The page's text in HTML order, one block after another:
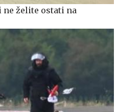
ne želite ostati na